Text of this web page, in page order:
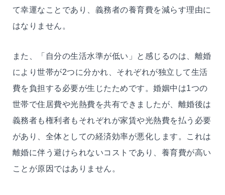
て幸運なことであり、義務者の養育費を減らす理由に
はなりません。
また、「自分の生活水準が低い」と感じるのは、離婚
により世帯が2つに分かれ、それぞれが独立して生活
費を負担する必要が生じたためです。婚姻中は1つの
世帯で住居費や光熱費を共有できましたが、離婚後は
義務者も権利者もそれぞれが家賃や光熱費を払う必要
があり、全体としての経済効率が悪化します。これは
離婚に伴う避けられないコストであり、養育費が高い
ことが原因ではありません。